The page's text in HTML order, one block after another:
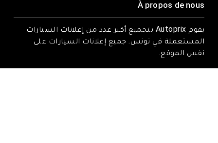
À propos de nous
يقوم Autoprix بتجميع أكبر عدد من إعلانات السيارات
المستعملة في تونس. جميع إعلانات السيارات على
نفس الموقع.